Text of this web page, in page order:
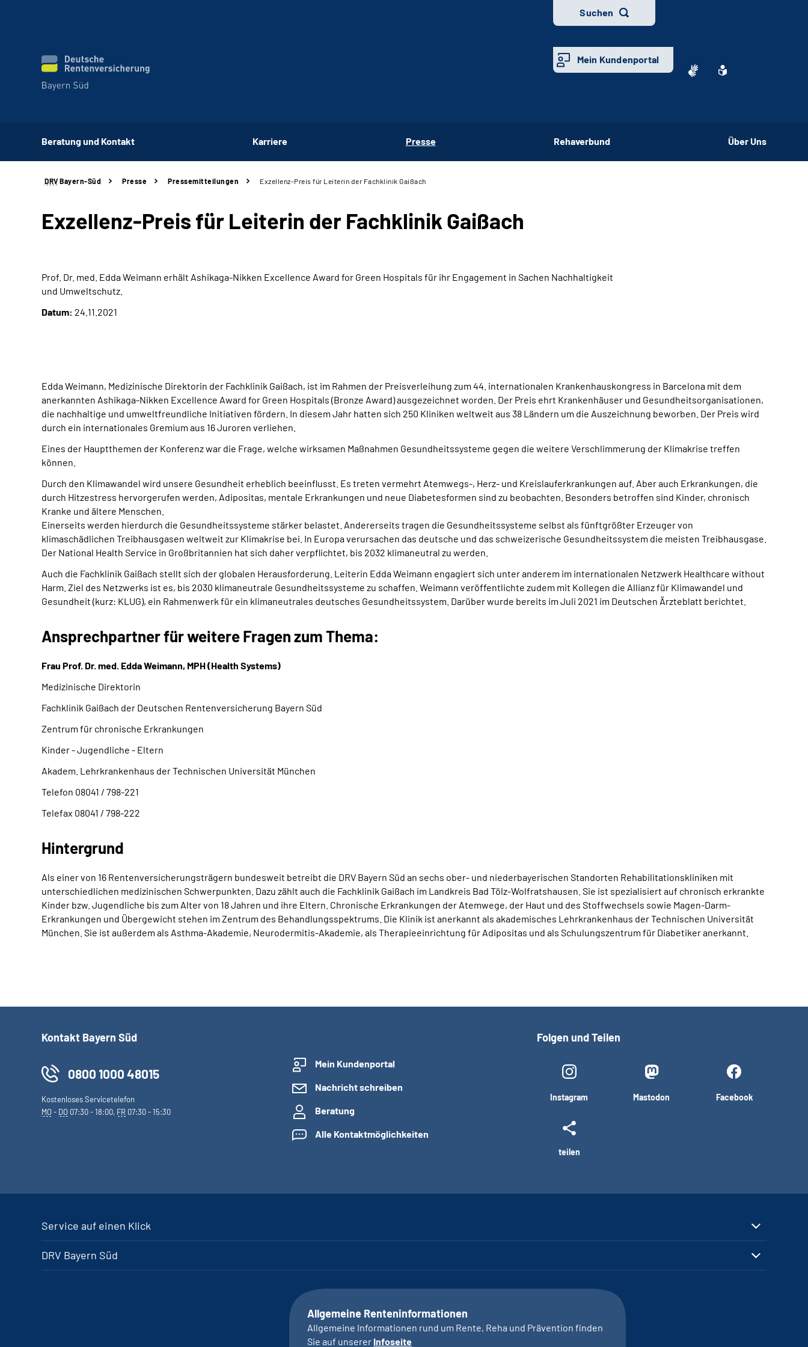
Suchen
Mein Kundenportal
Beratung und Kontakt Karriere Presse Rehaverbund Über Uns
DRV Bayern-Süd Presse Pressemitteilungen Exzellenz-Preis für Leiterin der Fachklinik Gaißach
Exzellenz-Preis für Leiterin der Fachklinik Gaißach
Prof. Dr. med. Edda Weimann erhält Ashikaga-Nikken Excellence Award for Green Hospitals für ihr Engagement in Sachen Nachhaltigkeit
und Umweltschutz.
Datum: 24.11.2021
Edda Weimann, Medizinische Direktorin der Fachklinik Gaißach, ist im Rahmen der Preisverleihung zum 44. internationalen Krankenhauskongress in Barcelona mit dem
anerkannten Ashikaga-Nikken Excellence Award for Green Hospitals (Bronze Award) ausgezeichnet worden. Der Preis ehrt Krankenhäuser und Gesundheitsorganisationen,
die nachhaltige und umweltfreundliche Initiativen fördern. In diesem Jahr hatten sich 250 Kliniken weltweit aus 38 Ländern um die Auszeichnung beworben. Der Preis wird
durch ein internationales Gremium aus 16 Juroren verliehen.
Eines der Hauptthemen der Konferenz war die Frage, welche wirksamen Maßnahmen Gesundheitssysteme gegen die weitere Verschlimmerung der Klimakrise treffen
können.
Durch den Klimawandel wird unsere Gesundheit erheblich beeinflusst. Es treten vermehrt Atemwegs-, Herz- und Kreislauferkrankungen auf. Aber auch Erkrankungen, die
durch Hitzestress hervorgerufen werden, Adipositas, mentale Erkrankungen und neue Diabetesformen sind zu beobachten. Besonders betroffen sind Kinder, chronisch
Kranke und ältere Menschen.
Einerseits werden hierdurch die Gesundheitssysteme stärker belastet. Andererseits tragen die Gesundheitssysteme selbst als fünftgrößter Erzeuger von
klimaschädlichen Treibhausgasen weltweit zur Klimakrise bei. In Europa verursachen das deutsche und das schweizerische Gesundheitssystem die meisten Treibhausgase.
Der National Health Service in Großbritannien hat sich daher verpflichtet, bis 2032 klimaneutral zu werden.
Auch die Fachklinik Gaißach stellt sich der globalen Herausforderung. Leiterin Edda Weimann engagiert sich unter anderem im internationalen Netzwerk Healthcare without
Harm. Ziel des Netzwerks ist es, bis 2030 klimaneutrale Gesundheitssysteme zu schaffen. Weimann veröffentlichte zudem mit Kollegen die Allianz für Klimawandel und
Gesundheit (kurz: KLUG), ein Rahmenwerk für ein klimaneutrales deutsches Gesundheitssystem. Darüber wurde bereits im Juli 2021 im Deutschen Ärzteblatt berichtet.
Ansprechpartner für weitere Fragen zum Thema:
Frau Prof. Dr. med. Edda Weimann, MPH (Health Systems)
Medizinische Direktorin
Fachklinik Gaißach der Deutschen Rentenversicherung Bayern Süd
Zentrum für chronische Erkrankungen
Kinder - Jugendliche - Eltern
Akadem. Lehrkrankenhaus der Technischen Universität München
Telefon 08041 / 798-221
Telefax 08041 / 798-222
Hintergrund
Als einer von 16 Rentenversicherungsträgern bundesweit betreibt die DRV Bayern Süd an sechs ober- und niederbayerischen Standorten Rehabilitationskliniken mit
unterschiedlichen medizinischen Schwerpunkten. Dazu zählt auch die Fachklinik Gaißach im Landkreis Bad Tölz-Wolfratshausen. Sie ist spezialisiert auf chronisch erkrankte
Kinder bzw. Jugendliche bis zum Alter von 18 Jahren und ihre Eltern. Chronische Erkrankungen der Atemwege, der Haut und des Stoffwechsels sowie Magen-Darm-
Erkrankungen und Übergewicht stehen im Zentrum des Behandlungsspektrums. Die Klinik ist anerkannt als akademisches Lehrkrankenhaus der Technischen Universität
München. Sie ist außerdem als Asthma-Akademie, Neurodermitis-Akademie, als Therapieeinrichtung für Adipositas und als Schulungszentrum für Diabetiker anerkannt.
Kontakt Bayern Süd
0800 1000 48015
Kostenloses Servicetelefon
MO- DO 07:30 - 18:00, FR 07:30 - 15:30
Mein Kundenportal
Nachricht schreiben
Beratung
Alle Kontaktmöglichkeiten
Folgen und Teilen
Instagram Mastodon Facebook
teilen
Service auf einen Klick
DRV Bayern Süd
Allgemeine Renteninformationen
Allgemeine Informationen rund um Rente, Reha und Prävention finden
Sie auf unserer Infoseite